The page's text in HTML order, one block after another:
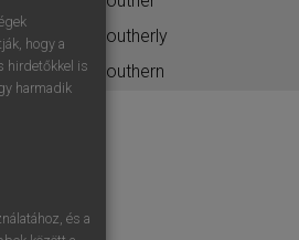
southerly
southern
hogy a
hirdetőkkel is
harmadik
és a